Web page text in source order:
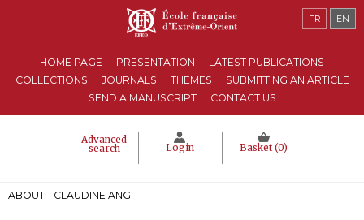
HOME PAGE PRESENTATION
LATEST PUBLICATIONS
COLLECTIONS
JOURNALS THEMES
SUBMITTING AN ARTICLE
SEND A MANUSCRIPT
CONTACT US
Advanced
search Login Basket (0)
FR EN
ABOUT - CLAUDINE ANG